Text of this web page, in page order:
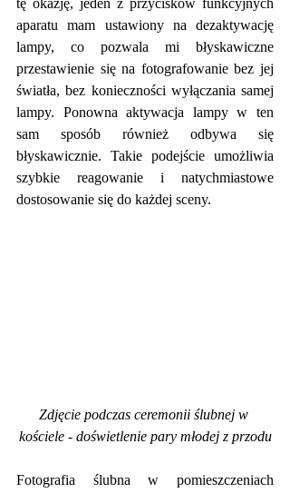
aparatu mam ustawiony na dezaktywację
lampy, co pozwala mi błyskawiczne
przestawienie się na fotografowanie bez jej
światła, bez konieczności wyłączania samej
lampy. Ponowna aktywacja lampy w ten
sam sposób również odbywa się
błyskawicznie. Takie podejście umożliwia
szybkie reagowanie i natychmiastowe
dostosowanie się do każdej sceny.
Zdjęcie podczas ceremonii ślubnej w
kościele - doświetlenie pary młodej z przodu
Fotografia ślubna w pomieszczeniach